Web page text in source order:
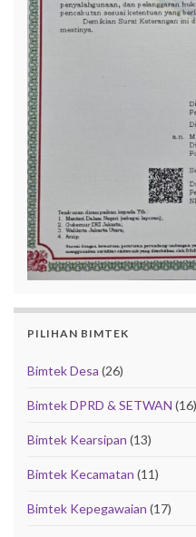
PILIHAN BIMTEK
Bimtek Desa (26)
Bimtek DPRD & SETWAN (16)
Bimtek Kearsipan (13)
Bimtek Kecamatan (11)
Bimtek Kepegawaian (17)